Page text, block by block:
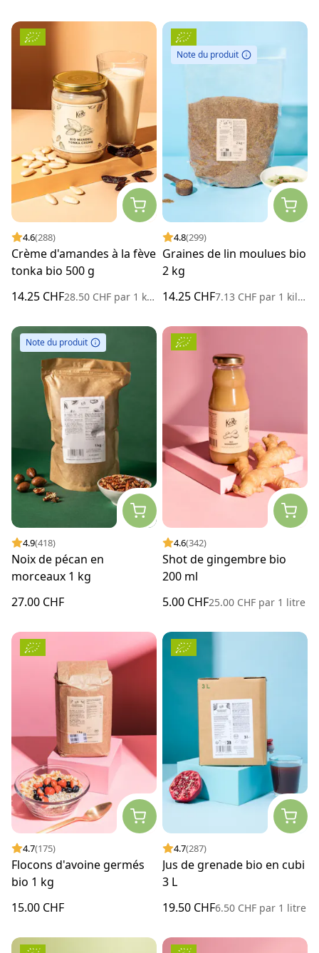
4.6(288)
Crème d'amandes à la fève
tonka bio 500 g
14.25 CHF28.50 CHF par 1 kilogramme
Note du produit
4.8(299)
Graines de lin moulues bio
2 kg
14.25 CHF7.13 CHF par 1 kilogramme
Note du produit
4.9(418)
Noix de pécan en
morceaux 1 kg
27.00 CHF
4.6(342)
Shot de gingembre bio
200 ml
5.00 CHF25.00 CHF par 1 litre
4.7(175)
Flocons d'avoine germés
bio 1 kg
15.00 CHF
4.7(287)
Jus de grenade bio en cubi
3 L
19.50 CHF6.50 CHF par 1 litre